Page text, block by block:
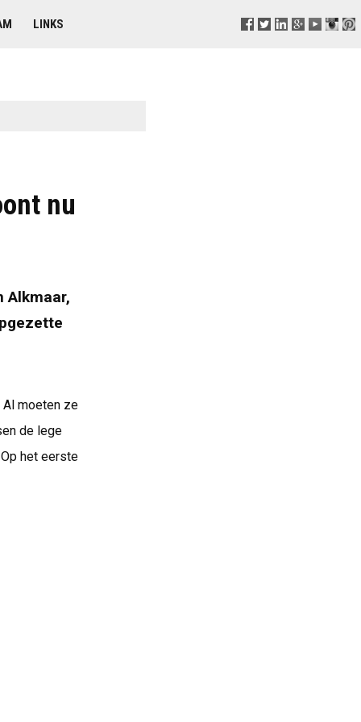
LINKS
nu
Alkmaar,
Al moeten ze
de lege
het eerste